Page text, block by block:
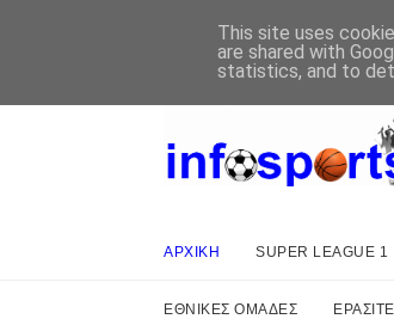
ΑΡΧΙΚΗ SUPER LEAGUE 1
ΕΘΝΙΚΕΣ ΟΜΑΔΕΣ
This site uses
are shared with
statistics, and to